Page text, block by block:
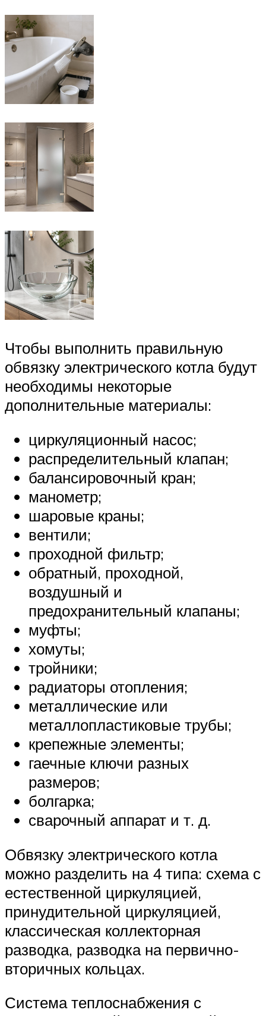
Чтобы выполнить правильную
обвязку электрического котла будут
необходимы некоторые
дополнительные материалы:
циркуляционный насос;
распределительный клапан;
балансировочный кран;
манометр;
шаровые краны;
вентили;
проходной фильтр;
обратный, проходной,
воздушный и
предохранительный клапаны;
муфты;
хомуты;
тройники;
радиаторы отопления;
металлические или
металлопластиковые трубы;
крепежные элементы;
гаечные ключи разных
размеров;
болгарка;
сварочный аппарат и т. д.
Обвязку электрического котла
можно разделить на 4 типа: схема с
естественной циркуляцией,
принудительной циркуляцией,
классическая коллекторная
разводка, разводка на первично-
вторичных кольцах.
Система теплоснабжения с